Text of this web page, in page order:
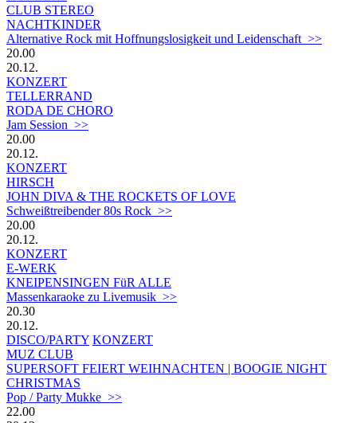
CLUB STEREO
NACHTKINDER
Alternative Rock mit Hoffnungslosigkeit und Leidenschaft >>
20.00
20.12.
KONZERT
TELLERRAND
RODA DE CHORO
Jam Session >>
20.00
20.12.
KONZERT
HIRSCH
JOHN DIVA & THE ROCKETS OF LOVE
Schweißtreibender 80s Rock >>
20.00
20.12.
KONZERT
E-WERK
KNEIPENSINGEN FüR ALLE
Massenkaraoke zu Livemusik >>
20.30
20.12.
DISCO/PARTY KONZERT
MUZ CLUB
SUPERSOFT FEIERT WEIHNACHTEN | BOOGIE NIGHT
CHRISTMAS
Pop / Party Mukke >>
22.00